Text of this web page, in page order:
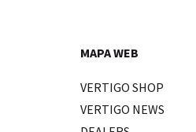
MAPA WEB
VERTIGO SHOP
VERTIGO NEWS